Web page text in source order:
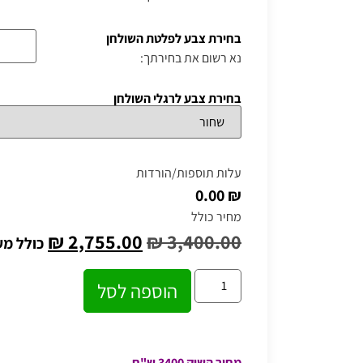
בחירת צבע לפלטת השולחן
נא רשום את בחירתך:
בחירת צבע לרגלי השולחן
עלות תוספות/הורדות
₪ 0.00
מחיר כולל
₪3,400.00
₪2,755.00 כולל
הוספה לסל